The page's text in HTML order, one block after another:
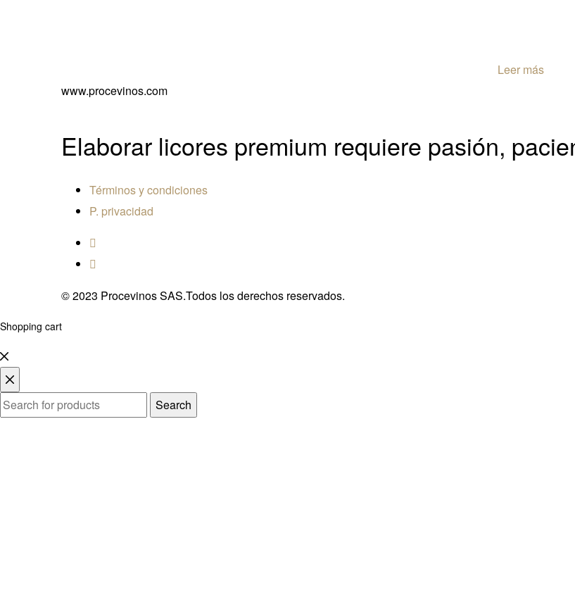
Leer más
www.procevinos.com
Elaborar licores premium requiere pasión,
Términos y condiciones
P. privacidad
© 2023 Procevinos SAS.Todos los derechos reservados.
Shopping cart
Search